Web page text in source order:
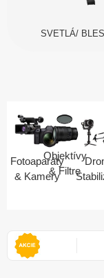
SVETLÁ/
Fotoaparáty
& Kamery
Objektívy
& Filtre
2S